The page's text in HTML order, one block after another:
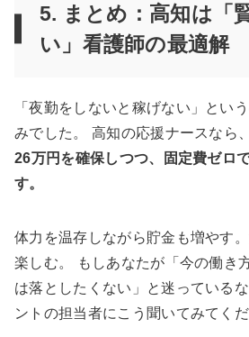
5. まとめ：高知は「
い」看護師の最適解
「夜勤をしないと稼げない」とい
みでした。 高知の応援ナースなら
26万円を確保しつつ、固定費ゼロ
す。
体力を温存しながら貯金も増やす
楽しむ。 もしあなたが「今の働き
は落としたくない」と迷っている
ントの担当者にこう聞いてみてくだ